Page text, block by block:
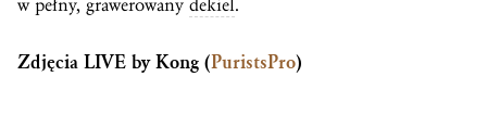
w pełny, grawerowany dekiel.
Zdjęcia LIVE by Kong (PuristsPro)